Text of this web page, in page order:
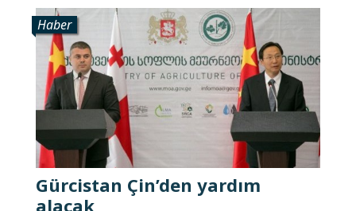
Haber
Gürcistan Çin’den yardım
alacak